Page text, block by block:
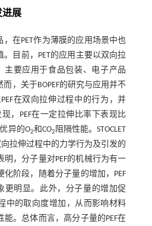
进展
，在PET作为薄膜的应用场景中也
目前，PET的应用主要以双向拉
主要应用于食品包装、电子产品
，关于BOPEF的研究与应用并不
在双向拉伸过程中的行为，并
，PEF在一定拉伸比率下表现比
异的O2和CO2 阻隔性能。STOCLET
向拉伸过程中的力学行为及引发的
，分子量对PEF的机械行为有一
阶段，随着分子量的增加，PEF
更明显。此外，分子量的增加促
中的取向度增加，从而影响材料
。总体而言，高分子量的PEF在